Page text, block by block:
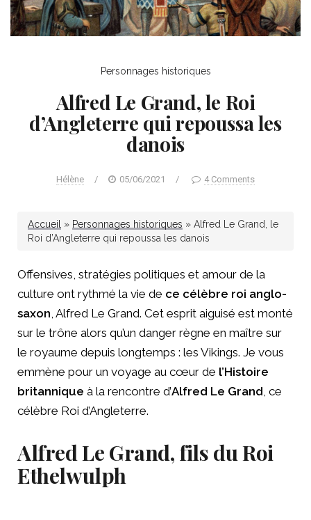
Personnages historiques
Alfred Le Grand, le Roi
d’Angleterre qui repoussa les
danois
Hélène / 05/06/2021 / 4 Comments
Accueil » Personnages historiques » Alfred Le Grand, le
Roi d’Angleterre qui repoussa les danois
Offensives, stratégies politiques et amour de la
culture ont rythmé la vie de ce célèbre roi anglo-
saxon , Alfred Le Grand. Cet esprit aiguisé est monté
sur le trône alors qu’un danger règne en maître sur
le royaume depuis longtemps : les Vikings. Je vous
emmène pour un voyage au cœur de l’Histoire
britannique à la rencontre d’Alfred Le Grand , ce
célèbre Roi d’Angleterre.
Alfred Le Grand, fils du Roi
Ethelwulph